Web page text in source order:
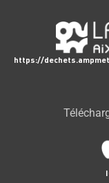
https://